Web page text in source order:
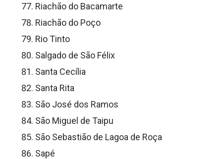
Riachão do Bacamarte
Riachão do Poço
Rio Tinto
Salgado de São Félix
Santa Cecília
Santa Rita
São José dos Ramos
São Miguel de Taipu
São Sebastião de Lagoa de Roça
Sapé